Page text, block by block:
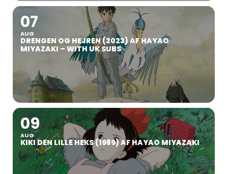
07
AUG
DRENGEN OG HEJREN (2023) AF HAYAO
MIYAZAKI – WITH UK SUBS
09
AUG
KIKI DEN LILLE HEKS (1989) AF HAYAO MIYAZAKI